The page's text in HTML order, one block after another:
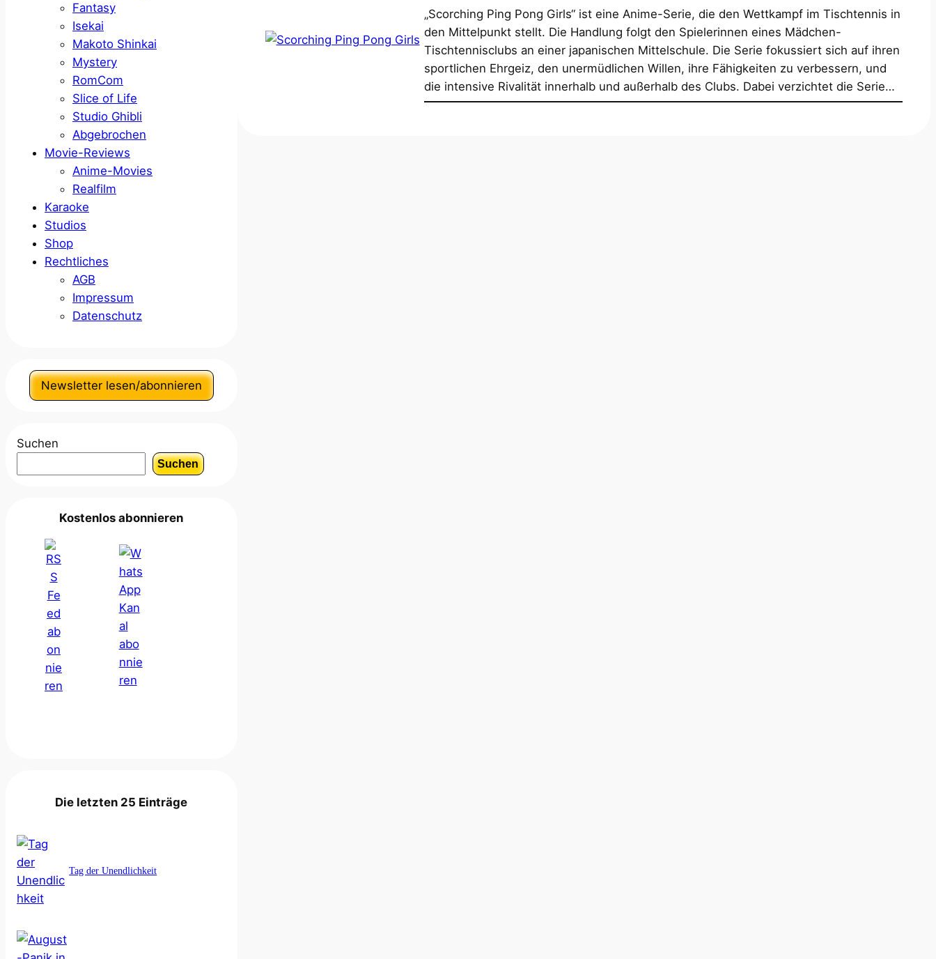
Fantasy
Isekai
Makoto Shinkai
Mystery
RomCom
Slice of Life
Studio Ghibli
Abgebrochen
Movie-Reviews
Anime-Movies
Realfilm
Karaoke
Studios
Shop
Rechtliches
AGB
Impressum
Datenschutz
Newsletter lesen/abonnieren
Suchen
Suchen
Kostenlos abonnieren
Die letzten 25 Einträge
Tag der Unendlichkeit
„Scorching Ping Pong Girls“ ist eine Anime-Serie, die den Wettkampf im Tischtennis in
den Mittelpunkt stellt. Die Handlung folgt den Spielerinnen eines Mädchen-
Tischtennisclubs an einer japanischen Mittelschule. Die Serie fokussiert sich auf ihren
sportlichen Ehrgeiz, den unermüdlichen Willen, ihre Fähigkeiten zu verbessern, und
die intensive Rivalität innerhalb und außerhalb des Clubs. Dabei verzichtet die Serie…